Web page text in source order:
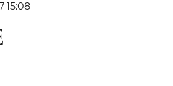
15:08